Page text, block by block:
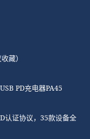
藏）
PD充电器PA45
认证协议，35款设备全